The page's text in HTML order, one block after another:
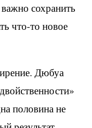
сохранить
что-то новое
Дюбуа
половина не